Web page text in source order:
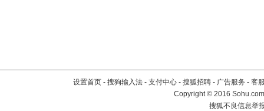
设置首页 - 搜狗输入法 - 支付中心 - 搜狐招聘 - 广告服务 - 客
Copyright©2016
搜狐不良信息举